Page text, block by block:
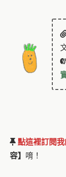
點這裡訂閱
容】 唷！